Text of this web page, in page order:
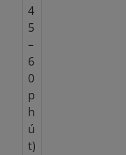
4
5
–
6
0
p
h
ú
t)